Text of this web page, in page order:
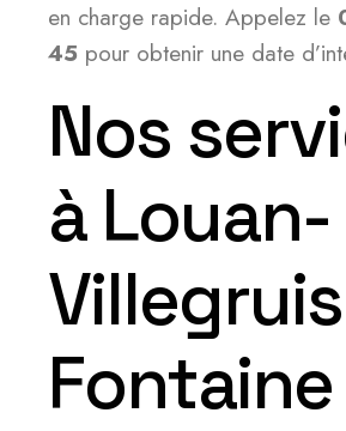
en charge rapide. Appelez le
45 pour obtenir une date
Nos
à Louan-
Fontaine